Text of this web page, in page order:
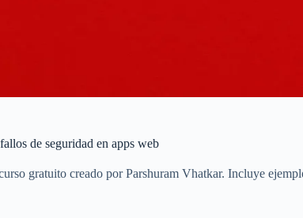
de seguridad en apps web
gratuito creado por Parshuram Vhatkar. Incluye